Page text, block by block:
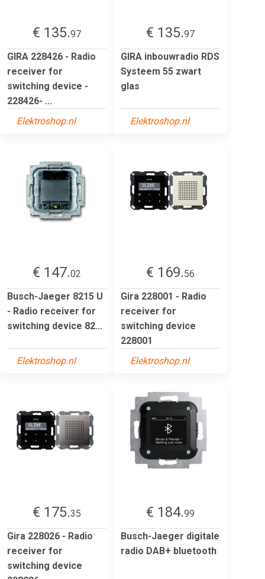
€ 135.97
GIRA 228426 - Radio
receiver for
switching device -
228426- ...
Elektroshop.nl
€ 135.97
GIRA inbouwradio RDS
Systeem 55 zwart
glas
Elektroshop.nl
€ 147.02
Busch-Jaeger 8215 U
- Radio receiver for
switching device 82...
Elektroshop.nl
€ 169.56
Gira 228001 - Radio
receiver for
switching device
228001
Elektroshop.nl
€ 175.35
Gira 228026 - Radio
receiver for
switching device
€ 184.99
Busch-Jaeger digitale
radio DAB+ bluetooth